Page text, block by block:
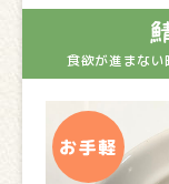
食欲が進まな